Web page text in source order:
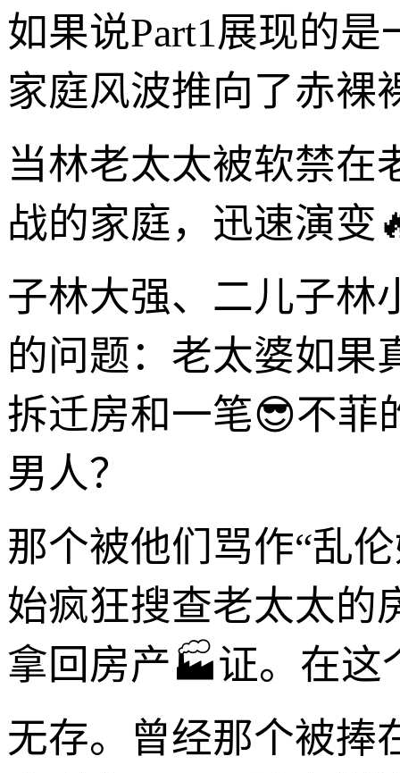
如果说Part1展现的
家庭风波推向了赤裸
当林老太太被软禁在
战的家庭，迅速演变
子林大强、二儿子林
的问题：老太婆如果
拆迁房和一笔😎不菲
男人？
那个被他们骂作“乱
始疯狂搜查老太太的
拿回房产🏭证。在这
无存。曾经那个被捧